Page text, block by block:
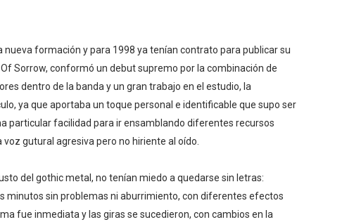
formación y para 1998 ya tenían contrato para publicar su
Sorrow, conformó un debut supremo por la combinación de
dentro de la banda y un gran trabajo en el estudio, la
ya que aportaba un toque personal e identificable que supo ser
particular facilidad para ir ensamblando diferentes recursos
gutural agresiva pero no hiriente al oído.
del gothic metal, no tenían miedo a quedarse sin letras:
minutos sin problemas ni aburrimiento, con diferentes efectos
fue inmediata y las giras se sucedieron, con cambios en la